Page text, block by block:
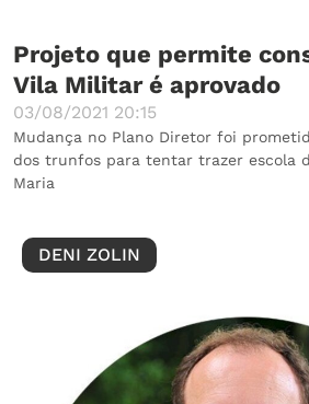
Projeto que permite
Vila Militar é aprovado
03/08/2021 20:15
Mudança no Plano Diretor foi
dos trunfos para tentar trazer escola
Maria
DENI ZOLIN